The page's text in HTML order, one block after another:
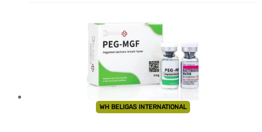
WH BELIGAS INTERNATIONAL